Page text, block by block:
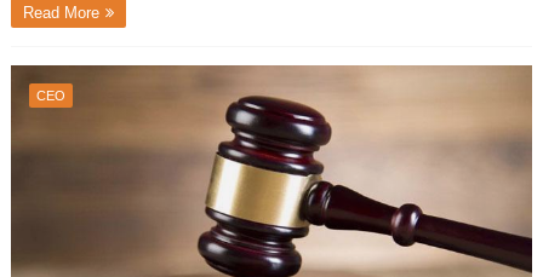
Read More
CEO